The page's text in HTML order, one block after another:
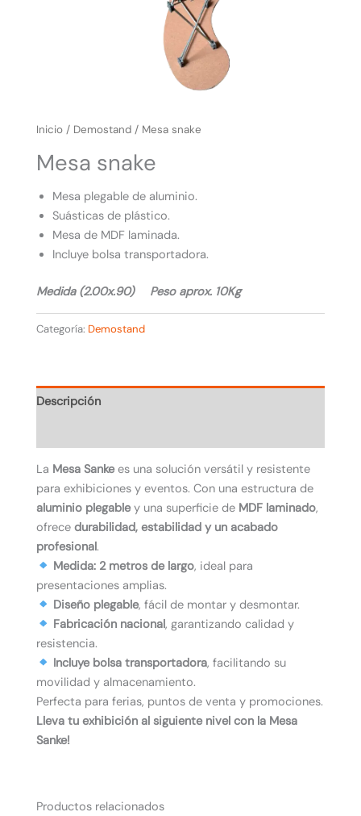
Inicio / Demostand / Mesa snake
Mesa snake
Mesa plegable de aluminio.
Suásticas de plástico.
Mesa de MDF laminada.
Incluye bolsa transportadora.
Medida (2.00x.90) Peso aprox. 10Kg
Categoría: Demostand
Descripción
La Mesa Sankees una solución versátil y resistente
para exhibiciones y eventos. Con una estructura de
aluminio plegabley una superficie de MDF laminado,
ofrece durabilidad, estabilidad y un acabado
profesional.
Medida: 2 metros de largo, ideal para
presentaciones amplias.
Diseño plegable, fácil de montar y desmontar.
Fabricación nacional, garantizando calidad y
resistencia.
Incluye bolsa transportadora, facilitando su
movilidad y almacenamiento.
Perfecta para ferias, puntos de venta y promociones.
Lleva tu exhibición al siguiente nivel con la Mesa
Sanke!
Productos relacionados